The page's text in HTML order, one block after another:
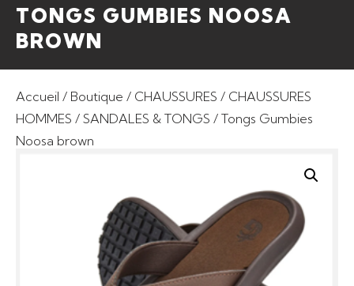
TONGS GUMBIES NOOSA
BROWN
Accueil / Boutique / CHAUSSURES / CHAUSSURES
HOMMES / SANDALES & TONGS / Tongs Gumbies
Noosa brown